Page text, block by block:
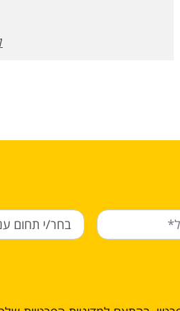
ותעשייתי בתחום המזון, הכימיה,